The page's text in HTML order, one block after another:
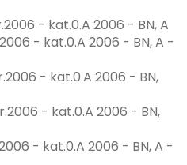
- kat.0.A 2006 - BN, A
- kat.0.A 2006 - BN, A -
- kat.0.A 2006 - BN,
- kat.0.A 2006 - BN,
- kat.0.A 2006 - BN, A -